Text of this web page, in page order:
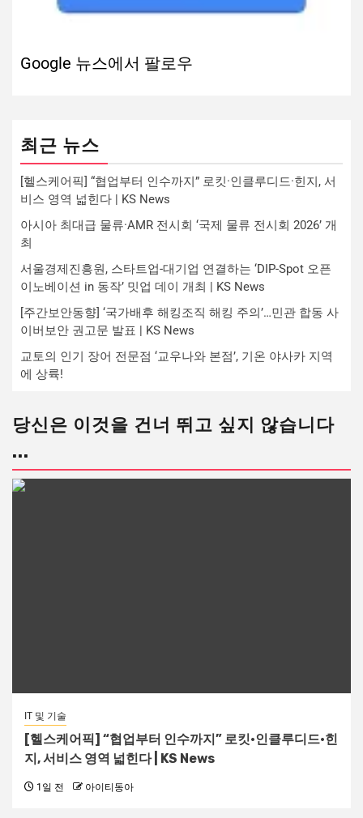
Google 뉴스에서 팔로우
최근 뉴스
[헬스케어픽] “협업부터 인수까지” 로킷·인클루디드·힌지, 서
비스 영역 넓힌다 | KS News
아시아 최대급 물류·AMR 전시회 ‘국제 물류 전시회 2026’ 개
최
서울경제진흥원, 스타트업-대기업 연결하는 ‘DIP-Spot 오픈
이노베이션 in 동작’ 밋업 데이 개최 | KS News
[주간보안동향] ‘국가배후 해킹조직 해킹 주의’…민관 합동 사
이버보안 권고문 발표 | KS News
교토의 인기 장어 전문점 ‘교우나와 본점’, 기온 야사카 지역
에 상륙!
당신은 이것을 건너 뛰고 싶지 않습니다
...
IT 및 기술
[헬스케어픽] “협업부터 인수까지” 로킷·인클루디드·힌
지, 서비스 영역 넓힌다 | KS News
1일 전 아이티동아